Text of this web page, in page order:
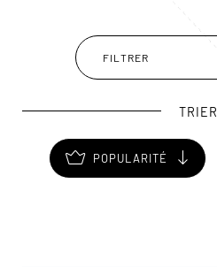
FILTRER
TRIER
POPULARITÉ